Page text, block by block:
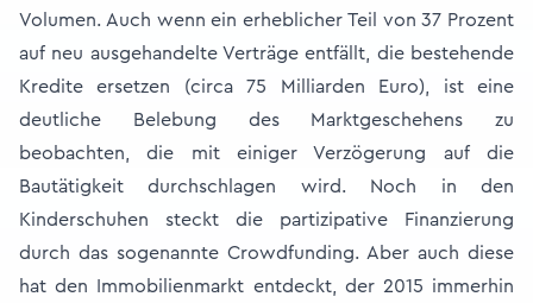
Volumen. Auch wenn ein erheblicher Teil von 37 Prozent
auf neu ausgehandelte Verträge entfällt, die bestehende
Kredite ersetzen (circa 75 Milliarden Euro), ist eine
deutliche Belebung des Marktgeschehens zu
beobachten, die mit einiger Verzögerung auf die
Bautätigkeit durchschlagen wird. Noch in den
Kinderschuhen steckt die partizipative Finanzierung
durch das sogenannte Crowdfunding. Aber auch diese
hat den Immobilienmarkt entdeckt, der 2015 immerhin